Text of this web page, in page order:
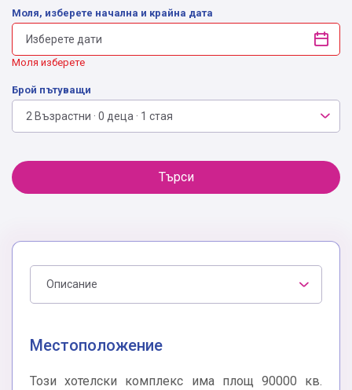
Моля, изберете начална и крайна дата
Моля изберете
Брой пътуващи
2 Възрастни · 0 деца · 1 стая
Търси
Описание
Местоположение
Този хотелски комплекс има площ 90000 кв.